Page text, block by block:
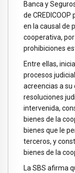
Banca y
de
en la causal de
cooperativa,
prohibiciones
Entre ellas,
procesos
acreencias a su
resoluciones
intervenida,
bienes de la
bienes que le
terceros, y
bienes de la
La SBS afirma